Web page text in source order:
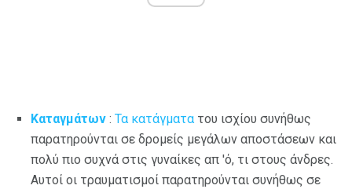
Καταγμάτων : Τα κατάγματα του ισχίου συνήθως
παρατηρούνται σε δρομείς μεγάλων αποστάσεων και
πολύ πιο συχνά στις γυναίκες απ 'ό, τι στους άνδρες.
Αυτοί οι τραυματισμοί παρατηρούνται συνήθως σε